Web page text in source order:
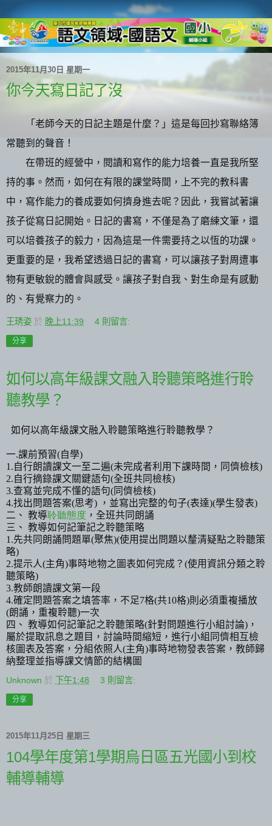
2015年11月30日 星期一
你今天寫日記了沒
「老師今天的日記主題是什麼？」這是每回抄寫聯絡簿
常聽到的聲音！
在帶班的經營中，閱讀和寫作的能力培養一直是我所堅
持的事。然而，如何在有限的課堂時間，上不完的教科書
中，寫作能力的養成要如何擠身進去呢？因此，我嘗試著讓
孩子從寫日記開始。日記的書寫，不僅是為了磨練文筆，還
可以培養孩子的毅力，因為這是一件需要持之以恆的功課。
更重要的是，我希望透過日記的書寫，可以讓孩子對周遭事
物有更敏銳的體會與感受。讓孩子對自我、對生命是有感動
的、有覺察力的。
王琇姿 於 晚上11:39 4 則留言:
分享
如何以高年級課文融入聆聽策略進行聆
聽教學？
如何以高年級課文融入聆聽策略進行聆聽教學？
一.課前預習(自學)
1.自行朗讀課文一至二遍(未完成者利用下課時間，同儕檢核)
2.自行摘錄課文關鍵語句(全班共同檢核)
3.查寫並完成不懂的語句( 同儕檢核)
4.找出問題答案(思考) ， 並寫出完整的句子(表達)(學生發表)
二、 教導聆聽態度 ，全班共同朗誦
三、 教導如何記筆記之聆聽策略
1.先共同朗誦問題單(聚焦)(使用提出問題以釐清疑點之聆聽策
略)
2.提示人(主角)事時地物之圖表如何完成？ (使用資訊分類之聆
聽策略)
3.教師朗讀課文第一段
4.確定問題答案之填答率，不足7格(共10格)則必須重複播放
(朗誦， 重複聆聽)一次
四、 教導如何記筆記之聆聽策略(針對問題進行小組討論) ，
屬於提取訊息之題目，討論時間縮短，進行小組同儕相互檢
核圖表及答案，分組依照人(主角)事時地物發表答案， 教師歸
納整理並指導課文情節的結構圖
Unknown 於 下午1:48 3 則留言:
分享
2015年11月25日 星期三
104學年度第1學期烏日區五光國小到校
輔導輔導